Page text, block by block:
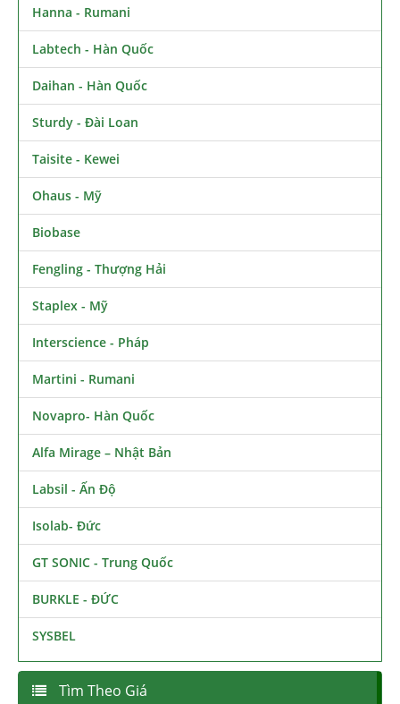
Hanna - Rumani
Labtech - Hàn Quốc
Daihan - Hàn Quốc
Sturdy - Đài Loan
Taisite - Kewei
Ohaus - Mỹ
Biobase
Fengling - Thượng Hải
Staplex - Mỹ
Interscience - Pháp
Martini - Rumani
Novapro- Hàn Quốc
Alfa Mirage – Nhật Bản
Labsil - Ấn Độ
Isolab- Đức
GT SONIC - Trung Quốc
BURKLE - ĐỨC
SYSBEL
Tìm Theo Giá